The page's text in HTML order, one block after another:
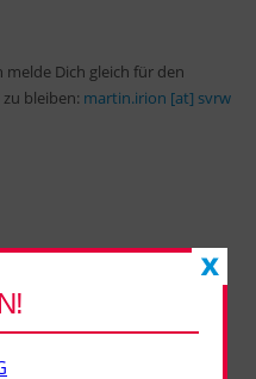
melde Dich gleich für den
bleiben: martin.irion [at] svrw